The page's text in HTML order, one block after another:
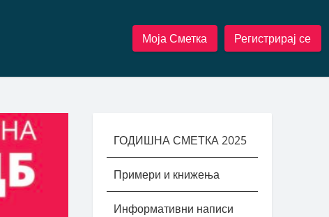
Моја Сметка Регистрирај се
ГОДИШНА СМЕТКА 2025
Примери и книжења
Информативни написи